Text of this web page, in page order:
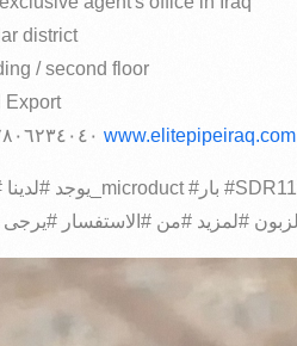
district
/ second floor
Export
٠٧٧٢٦٢٣٤٠٤٠www.elitepipeiraq.com